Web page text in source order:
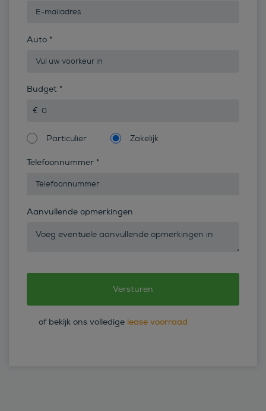
Auto *
Budget *
Particulier Zakelijk
Telefoonnummer *
Aanvullende opmerkingen
of bekijk ons volledige lease voorraad